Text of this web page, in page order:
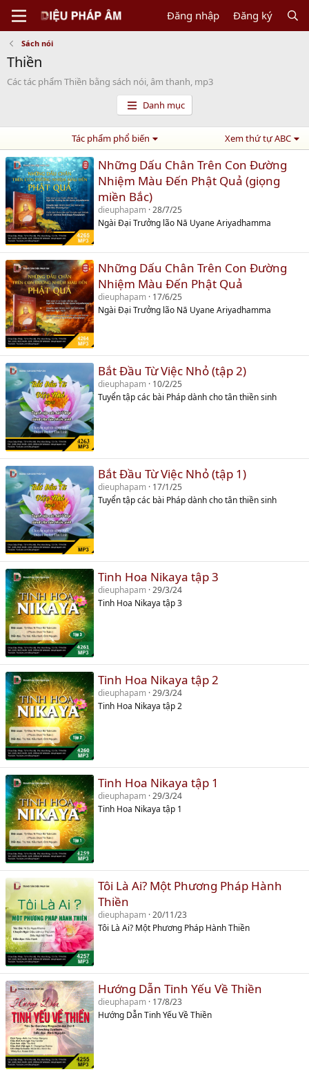
Đăng nhập Đăng ký
Sách nói
Thiền
Các tác phẩm Thiền bằng sách nói, âm thanh, mp3
Danh mục
Tác phẩm phổ biến Xem thứ tự ABC
Những Dấu Chân Trên Con Đường
Nhiệm Màu Đến Phật Quả (giọng
miền Bắc)
dieuphapam 28/7/25
Ngài Đại Trưởng lão Nā Uyane Ariyadhamma
Những Dấu Chân Trên Con Đường
Nhiệm Màu Đến Phật Quả
dieuphapam 17/6/25
Ngài Đại Trưởng lão Nā Uyane Ariyadhamma
Bắt Đầu Từ Việc Nhỏ (tập 2)
dieuphapam 10/2/25
Tuyển tập các bài Pháp dành cho tân thiền sinh
Bắt Đầu Từ Việc Nhỏ (tập 1)
dieuphapam 17/1/25
Tuyển tập các bài Pháp dành cho tân thiền sinh
Tinh Hoa Nikaya tập 3
dieuphapam 29/3/24
Tinh Hoa Nikaya tập 3
Tinh Hoa Nikaya tập 2
dieuphapam 29/3/24
Tinh Hoa Nikaya tập 2
Tinh Hoa Nikaya tập 1
dieuphapam 29/3/24
Tinh Hoa Nikaya tập 1
Tôi Là Ai? Một Phương Pháp Hành
Thiền
dieuphapam 20/11/23
Tôi Là Ai? Một Phương Pháp Hành Thiền
Hướng Dẫn Tinh Yếu Về Thiền
dieuphapam 17/8/23
Hướng Dẫn Tinh Yếu Về Thiền